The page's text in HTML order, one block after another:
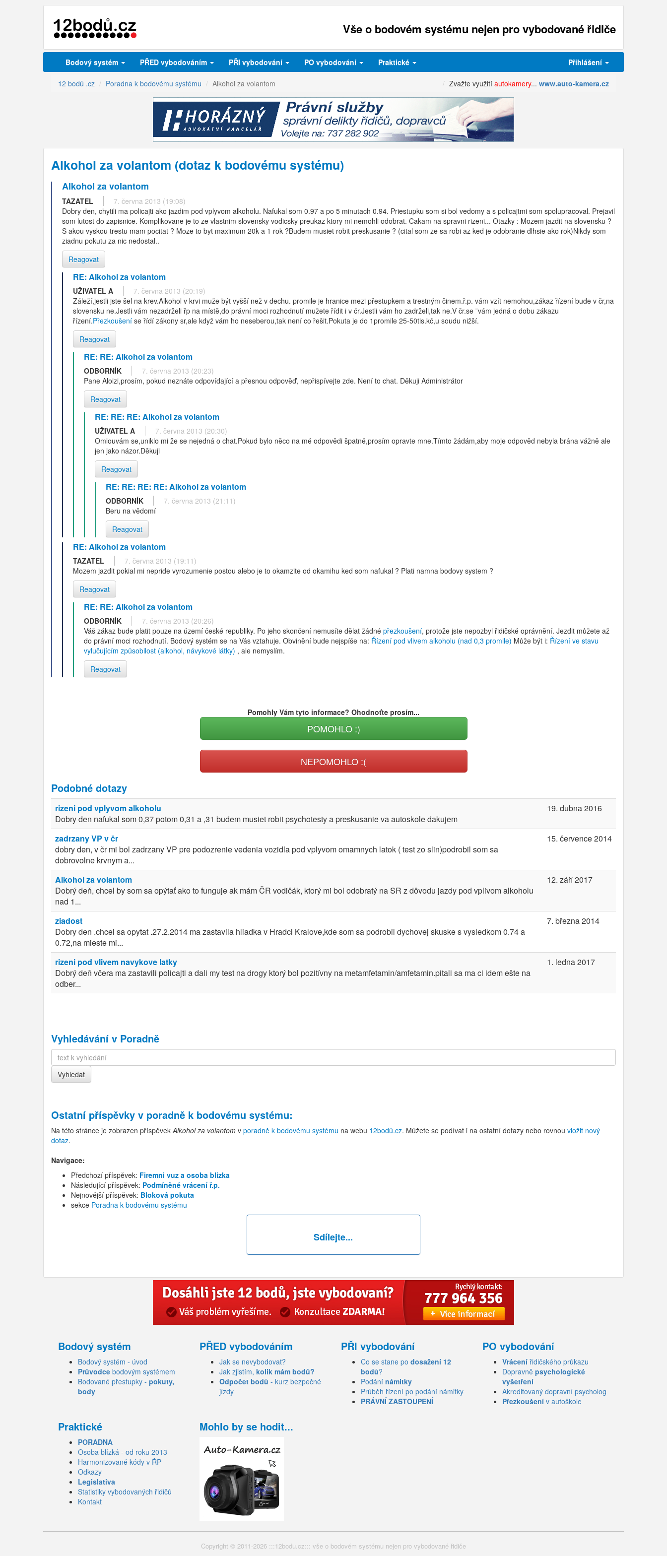
Vše o bodovém systému nejen pro vybodované řidiče
Bodový systém PŘED vybodováním PŘI vybodování PO vybodování Praktické Přihlášení
12 bodů .cz Poradna k bodovému systému Alkohol za volantom Zvažte využití autokamery... www.auto-kamera.cz
Alkohol za volantom (dotaz k bodovému systému)
Alkohol za volantom
TAZATEL
7. června 2013 (19:08)
Dobry den, chytili ma policajti ako jazdim pod vplyvom alkoholu. Nafukal som 0.97 a po 5 minutach 0.94. Priestupku som si bol vedomy a s policajtmi som spolupracoval. Prejavil
som lutost do zapisnice. Komplikovane je to ze vlastnim slovensky vodicsky preukaz ktory mi nemohli odobrat. Cakam na spravni rizeni... Otazky : Mozem jazdit na slovensku ?
S akou vyskou trestu mam pocitat ? Moze to byt maximum 20k a 1 rok ?Budem musiet robit preskusanie ? (cital som ze sa robi az ked je odobranie dlhsie ako rok)Nikdy som
ziadnu pokutu za nic nedostal..
Reagovat
RE: Alkohol za volantom
UŽIVATEL A
7. června 2013 (20:19)
Záleží,jestli jste šel na krev.Alkohol v krvi muže být vyšší než v dechu. promile je hranice mezi přestupkem a trestným činem.ř.p. vám vzít nemohou,zákaz řízení bude v čr,na
slovensku ne.Jestli vám nezadrželi řp na místě,do právní moci rozhodnutí mužete řídit i v čr.Jestli vám ho zadrželi,tak ne.V čr.se ¨vám jedná o dobu zákazu
řízení.Přezkoušení se řídí zákony sr,ale když vám ho neseberou,tak není co řešit.Pokuta je do 1promile 25-50tis.kč,u soudu nižší.
Reagovat
RE: RE: Alkohol za volantom
ODBORNÍK
7. června 2013 (20:23)
Pane Aloizi,prosím, pokud neznáte odpovídající a přesnou odpověď, nepřispívejte zde. Není to chat. Děkuji Administrátor
Reagovat
RE: RE: RE: Alkohol za volantom
UŽIVATEL A
7. června 2013 (20:30)
Omlouvám se,uniklo mi že se nejedná o chat.Pokud bylo něco na mé odpovědi špatně,prosím opravte mne.Tímto žádám,aby moje odpověd nebyla brána vážně ale
jen jako názor.Děkuji
Reagovat
RE: RE: RE: RE: Alkohol za volantom
ODBORNÍK
7. června 2013 (21:11)
Beru na vědomí
Reagovat
RE: Alkohol za volantom
TAZATEL
7. června 2013 (19:11)
Mozem jazdit pokial mi nepride vyrozumenie postou alebo je to okamzite od okamihu ked som nafukal ? Plati namna bodovy system ?
Reagovat
RE: RE: Alkohol za volantom
ODBORNÍK
7. června 2013 (20:26)
Váš zákaz bude platit pouze na území české republiky. Po jeho skončení nemusíte dělat žádné přezkoušení, protože jste nepozbyl řidičské oprávnění. Jezdit můžete až
do právní moci rozhodnutí. Bodový systém se na Vás vztahuje. Obvinění bude nejspíše na: Řízení pod vlivem alkoholu (nad 0,3 promile) Může být i: Řízení ve stavu
vylučujícím způsobilost (alkohol, návykové látky) , ale nemyslím.
Reagovat
Pomohly Vám tyto informace? Ohodnoťte prosím...
POMOHLO :)
NEPOMOHLO :(
Podobné dotazy
rizeni pod vplyvom alkoholu
Dobry den nafukal som 0,37 potom 0,31 a ,31 budem musiet robit psychotesty a preskusanie va autoskole dakujem
19. dubna 2016
zadrzany VP v čr
dobry den, v čr mi bol zadrzany VP pre podozrenie vedenia vozidla pod vplyvom omamnych latok ( test zo slin)podrobil som sa
dobrovolne krvnym a...
15. července 2014
Alkohol za volantom
Dobrý deň, chcel by som sa opýtať ako to funguje ak mám ČR vodičák, ktorý mi bol odobratý na SR z dôvodu jazdy pod vplivom alkoholu
nad 1...
12. září 2017
ziadost
Dobry den .chcel sa opytat .27.2.2014 ma zastavila hliadka v Hradci Kralove,kde som sa podrobil dychovej skuske s vysledkom 0.74 a
0.72,na mieste mi...
7. března 2014
rizeni pod vlivem navykove latky
Dobrý deň včera ma zastavili policajti a dali my test na drogy ktorý bol pozitívny na metamfetamin/amfetamin.pitali sa ma ci idem ešte na
odber...
1. ledna 2017
Vyhledávání v Poradně
Ostatní příspěvky v poradně k bodovému systému:
Na této stránce je zobrazen příspěvekAlkohol za volantom v poradně k bodovému systému na webu 12bodů.cz. Můžete se podívat i na ostatní dotazy nebo rovnou vložit nový
dotaz.
Navigace:
Předchozí příspěvek: Firemni vuz a osoba blizka
Následující příspěvek: Podmíněné vrácení ř.p.
Nejnovější příspěvek: Bloková pokuta
sekce Poradna k bodovému systému
Sdílejte...
Bodový systém
Bodový systém - úvod
Průvodce bodovým systémem
Bodované přestupky - pokuty,
body
PŘED vybodováním
Jak se nevybodovat?
Jak zjistím, kolik mám bodů?
Odpočet bodů - kurz bezpečné
jízdy
PŘI vybodování
Co se stane po dosažení 12
bodů?
Podání námitky
Průběh řízení po podání námitky
PRÁVNÍ ZASTOUPENÍ
PO vybodování
Vrácení řidičského průkazu
Dopravně psychologické
vyšetření
Akreditovaný dopravní psycholog
Přezkoušení v autoškole
Praktické
PORADNA
Osoba blízká - od roku 2013
Harmonizované kódy v ŘP
Odkazy
Legislativa
Statistiky vybodovaných řidičů
Kontakt
Mohlo by se hodit...
Copyright © 2011-2026 :::12bodu.cz::: vše o bodovém systému nejen pro vybodované řidiče